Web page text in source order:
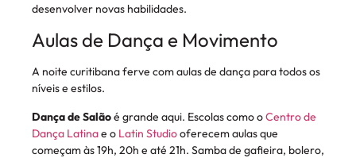
desenvolver novas habilidades.
Aulas de Dança e Movimento
A noite curitibana ferve com aulas de dança para todos os
níveis e estilos.
Dança de Salãoé grande aqui. Escolas como oCentro de
Dança Latinae o Latin Studiooferecem aulas que
começam às 19h, 20h e até 21h. Samba de gafieira, bolero,